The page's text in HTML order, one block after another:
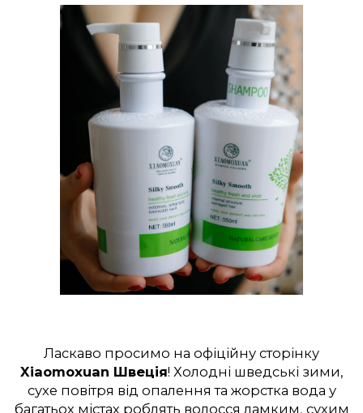
Ласкаво просимо на офіційну сторінку
Xiaomoxuan Швеція! Холодні шведські зими,
сухе повітря від опалення та жорстка вода у
багатьох містах роблять волосся ламким, сухим